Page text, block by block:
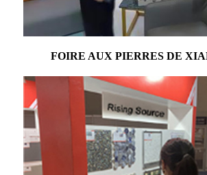
FOIRE AUX PIERRES DE